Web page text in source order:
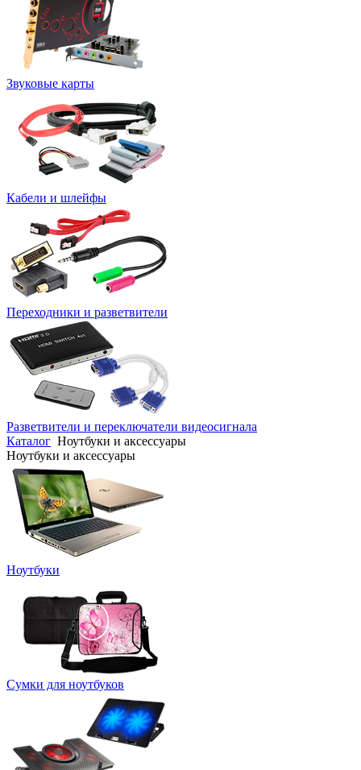
Звуковые карты
Кабели и шлейфы
Переходники и разветвители
Разветвители и переключатели видеосигнала
Каталог Ноутбуки и аксессуары
Ноутбуки и аксессуары
Ноутбуки
Сумки для ноутбуков